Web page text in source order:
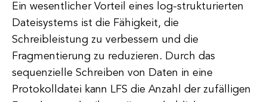
Ein wesentlicher Vorteil eines log-strukturierten
Dateisystems ist die Fähigkeit, die
Schreibleistung zu verbessern und die
Fragmentierung zu reduzieren. Durch das
sequenzielle Schreiben von Daten in eine
Protokolldatei kann LFS die Anzahl der zufälligen